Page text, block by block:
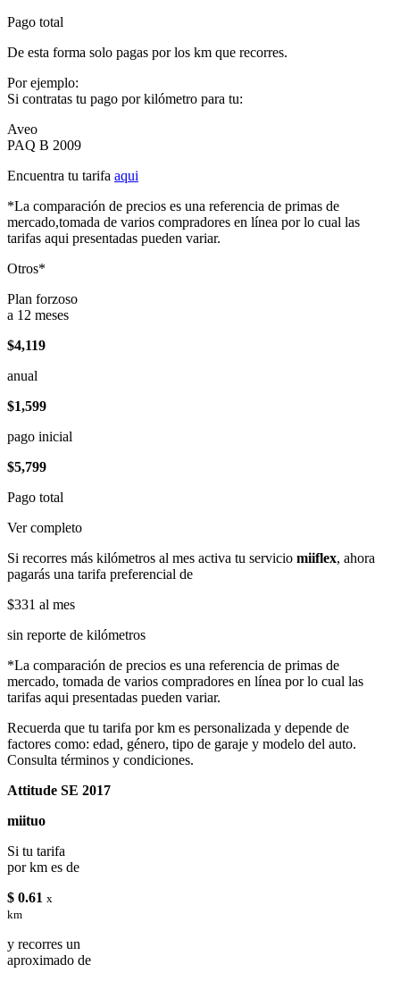
Pago total
De esta forma solo pagas por los km que recorres.
Por ejemplo:
Si contratas tu pago por kilómetro para tu:
Aveo
PAQ B 2009
Encuentra tu tarifa aqui
*La comparación de precios es una referencia de primas de
mercado,tomada de varios compradores en línea por lo cual las
tarifas aqui presentadas pueden variar.
Otros*
Plan forzoso
a 12 meses
$4,119
anual
$1,599
pago inicial
$5,799
Pago total
Ver completo
Si recorres más kilómetros al mes activa tu servicio miiflex, ahora
pagarás una tarifa preferencial de
$331 al mes
sin reporte de kilómetros
*La comparación de precios es una referencia de primas de
mercado, tomada de varios compradores en línea por lo cual las
tarifas aqui presentadas pueden variar.
Recuerda que tu tarifa por km es personalizada y depende de
factores como: edad, género, tipo de garaje y modelo del auto.
Consulta términos y condiciones.
Attitude SE 2017
miituo
Si tu tarifa
por km es de
$ 0.61 x
km
y recorres un
aproximado de